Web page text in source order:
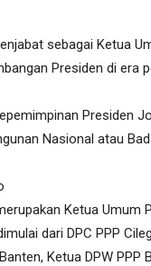
sebagai Ketua
Presiden di
Presiden
Nasional atau
Ketua Umum
dari DPC PPP
Ketua DPW